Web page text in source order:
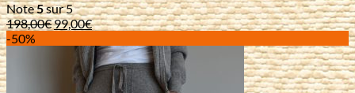
Note5sur 5
198,00€Le
initial
était :
198,00€.
99,00€Le
actuel
est :
99,00€.
-50%